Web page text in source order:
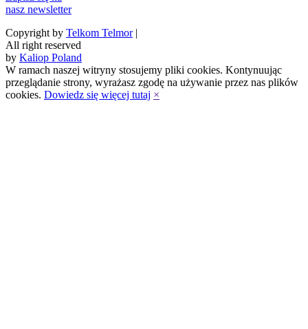
nasz newsletter
Copyright by Telkom Telmor|
All right reserved
by Kaliop Poland
W ramach naszej witryny stosujemy pliki cookies. Kontynuując
przeglądanie strony, wyrażasz zgodę na używanie przez nas plików
cookies. Dowiedz się więcej tutaj ×